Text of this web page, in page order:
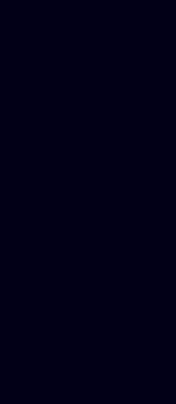
Il suo
Consulente
Empatico,
da
dove puoi
Con un
d’insieme
su
che sei, non
Non ti
vedere
E poi, fa